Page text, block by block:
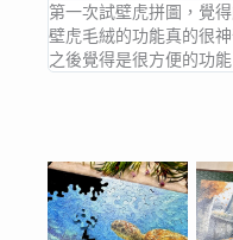
第一次試壁虎拼圖，覺
壁虎毛絨的功能真的很
之後覺得是很方便的功